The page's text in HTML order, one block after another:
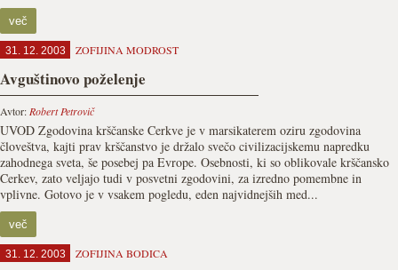
več
31. 12. 2003 ZOFIJINA MODROST
Avguštinovo poželenje
Avtor: Robert Petrovič
UVOD Zgodovina krščanske Cerkve je v marsikaterem oziru zgodovina
človeštva, kajti prav krščanstvo je držalo svečo civilizacijskemu napredku
zahodnega sveta, še posebej pa Evrope. Osebnosti, ki so oblikovale krščansko
Cerkev, zato veljajo tudi v posvetni zgodovini, za izredno pomembne in
vplivne. Gotovo je v vsakem pogledu, eden najvidnejših med...
več
31. 12. 2003 ZOFIJINA BODICA